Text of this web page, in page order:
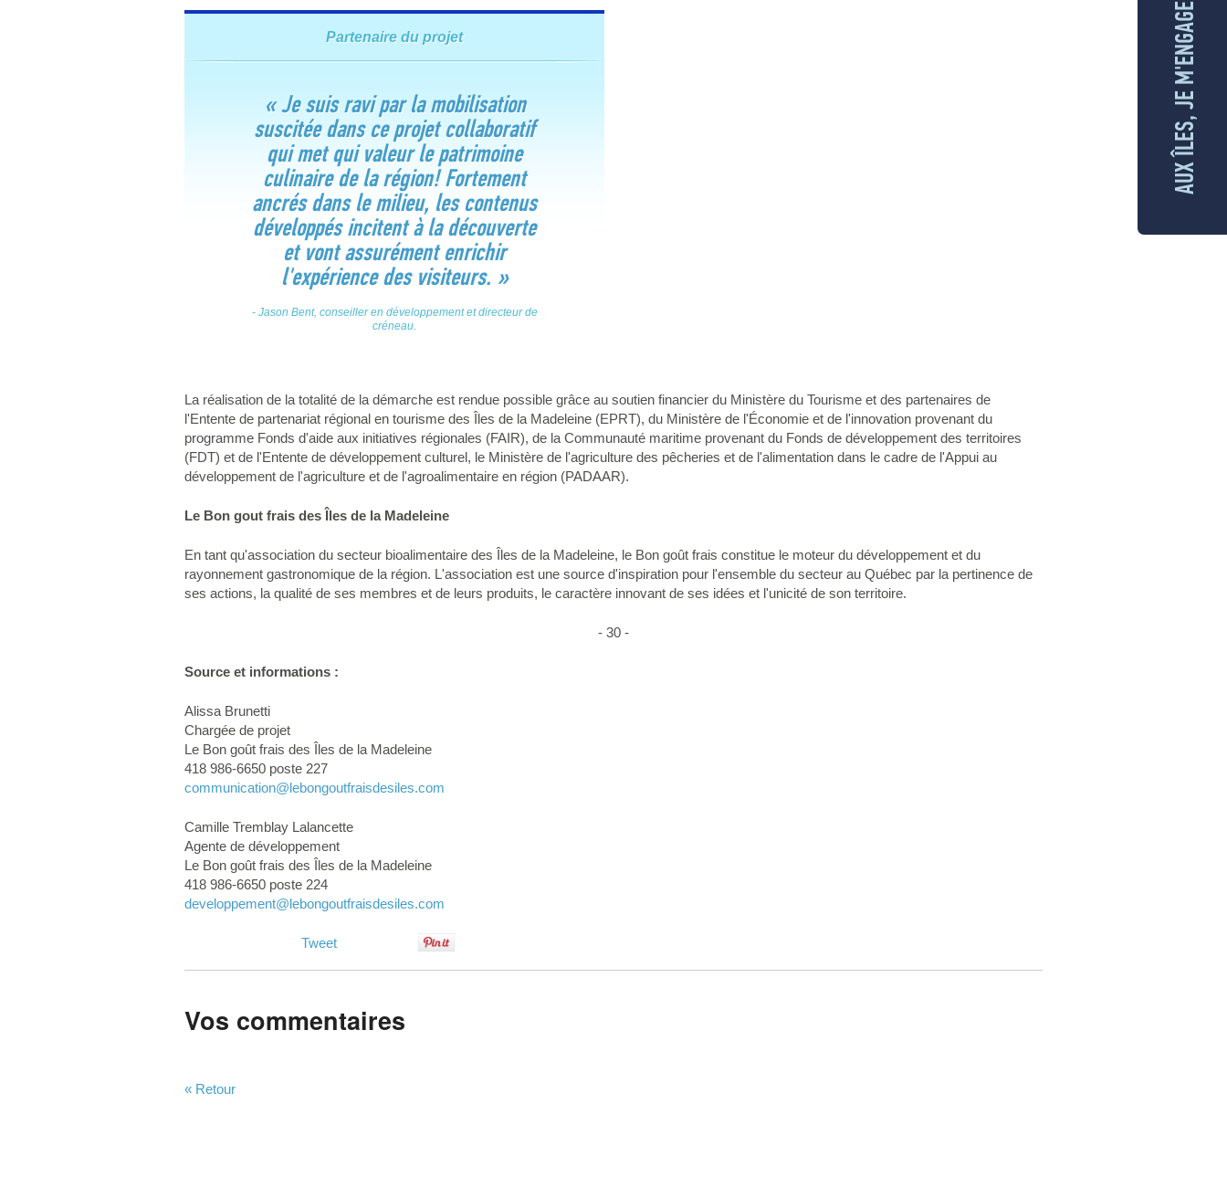
Partenaire du projet
« Je suis ravi par la mobilisation
suscitée dans ce projet collaboratif
qui met qui valeur le patrimoine
culinaire de la région! Fortement
ancrés dans le milieu, les contenus
développés incitent à la découverte
et vont assurément enrichir
l'expérience des visiteurs. »
- Jason Bent, conseiller en développement et directeur de
créneau.
La réalisation de la totalité de la démarche est rendue possible grâce au soutien financier du Ministère du Tourisme et des partenaires de
l'Entente de partenariat régional en tourisme des Îles de la Madeleine (EPRT), du Ministère de l'Économie et de l'innovation provenant du
programme Fonds d'aide aux initiatives régionales (FAIR), de la Communauté maritime provenant du Fonds de développement des territoires
(FDT) et de l'Entente de développement culturel, le Ministère de l'agriculture des pêcheries et de l'alimentation dans le cadre de l'Appui au
développement de l'agriculture et de l'agroalimentaire en région (PADAAR).
Le Bon gout frais des Îles de la Madeleine
En tant qu'association du secteur bioalimentaire des Îles de la Madeleine, le Bon goût frais constitue le moteur du développement et du
rayonnement gastronomique de la région. L'association est une source d'inspiration pour l'ensemble du secteur au Québec par la pertinence de
ses actions, la qualité de ses membres et de leurs produits, le caractère innovant de ses idées et l'unicité de son territoire.
- 30 -
Source et informations :
Alissa Brunetti
Chargée de projet
Le Bon goût frais des Îles de la Madeleine
418 986-6650 poste 227
communication@lebongoutfraisdesiles.com
Camille Tremblay Lalancette
Agente de développement
Le Bon goût frais des Îles de la Madeleine
418 986-6650 poste 224
developpement@lebongoutfraisdesiles.com
Tweet
Vos commentaires
« Retour
AUX ÎLES, JE M'ENGAGE